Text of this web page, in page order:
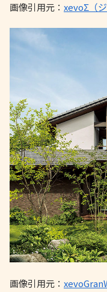
画像引用元： xevoΣ（
画像引用元：